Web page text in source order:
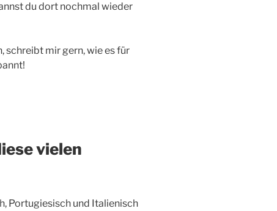
du dort nochmal wieder
schreibt mir gern, wie es für
vielen
Portugiesisch und Italienisch